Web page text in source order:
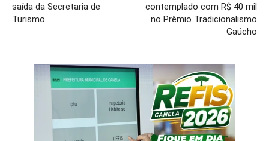
saída da Secretaria de
Turismo
contemplado com R$ 40 mil
no Prêmio Tradicionalismo
Gaúcho